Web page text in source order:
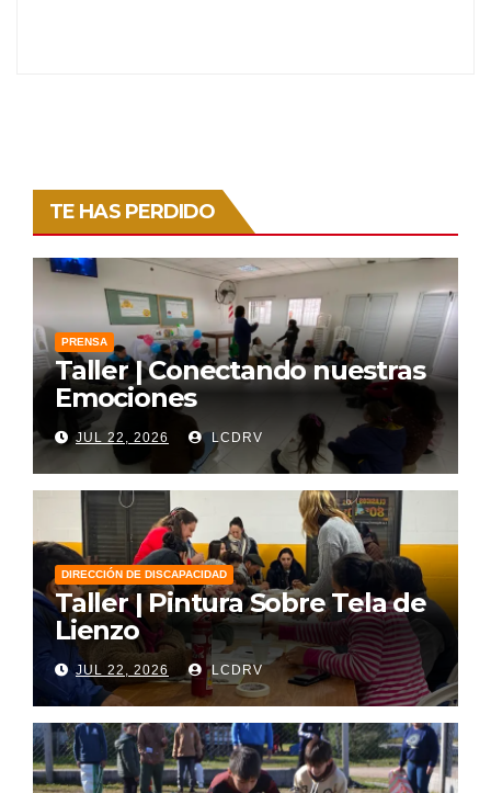
TE HAS PERDIDO
PRENSA
Taller | Conectando nuestras
Emociones
JUL 22, 2026 LCDRV
DIRECCIÓN DE DISCAPACIDAD
Taller | Pintura Sobre Tela de
Lienzo
JUL 22, 2026 LCDRV